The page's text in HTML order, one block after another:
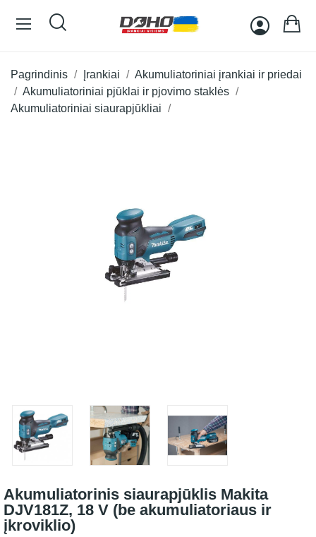
Pagrindinis Įrankiai
Akumuliatoriniai įrankiai ir priedai
Akumuliatoriniai pjūklai ir pjovimo staklės
Akumuliatoriniai siaurapjūkliai
Akumuliatorinis siaurapjūklis Makita
DJV181Z, 18 V (be akumuliatoriaus ir
įkroviklio)